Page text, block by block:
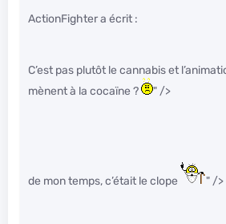
ActionFighter a écrit :
C’est pas plutôt le cannabis et
mènent à la cocaïne ?
" />
de mon temps, c’était le clope " />